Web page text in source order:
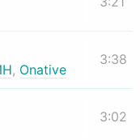
, Onative
3:38
3:02